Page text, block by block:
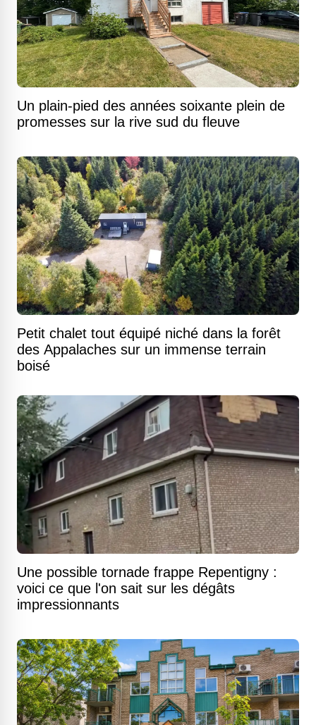
Un plain-pied des années soixante plein de
promesses sur la rive sud du fleuve
Petit chalet tout équipé niché dans la forêt
des Appalaches sur un immense terrain
boisé
Une possible tornade frappe Repentigny :
voici ce que l'on sait sur les dégâts
impressionnants